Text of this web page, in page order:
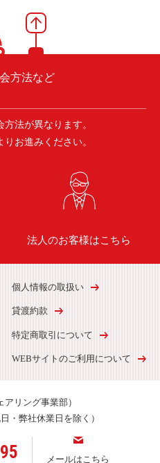
方法など
法が異なります。
お進みください。
法人のお客様はこちら
個人情報の取扱い
貸渡約款
特定商取引について
WEBサイトのご利用について
アリング事業部）
・弊社休業日を除く）
メールはこちら